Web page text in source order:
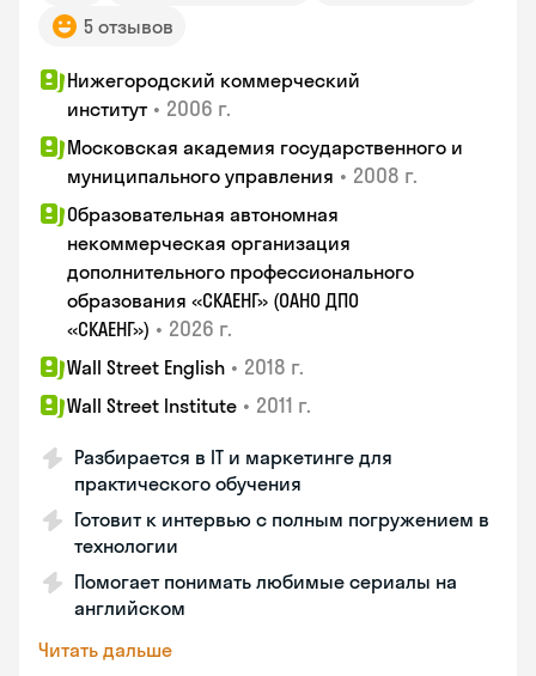
5 отзывов
Нижегородский коммерческий
институт • 2006 г.
Московская академия государственного и
муниципального управления • 2008 г.
Образовательная автономная
некоммерческая организация
дополнительного профессионального
образования «СКАЕНГ» (ОАНО ДПО
«СКАЕНГ») • 2026 г.
Wall Street English • 2018 г.
Wall Street Institute • 2011 г.
Разбирается в IT и маркетинге для
практического обучения
Готовит к интервью с полным погружением в
технологии
Помогает понимать любимые сериалы на
английском
Читать дальше